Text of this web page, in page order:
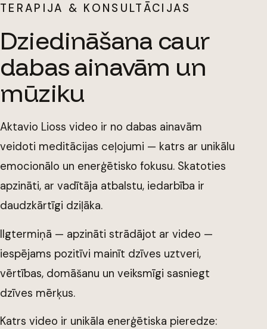
TERAPIJA & KONSULTĀCIJAS
Dziedināšana caur
dabas ainavām un
mūziku
Aktavio Lioss video ir no dabas ainavām
veidoti meditācijas ceļojumi — katrs ar unikālu
emocionālo un enerģētisko fokusu. Skatoties
apzināti, ar vadītāja atbalstu, iedarbība ir
daudzkārtīgi dziļāka.
Ilgtermiņā — apzināti strādājot ar video —
iespējams pozitīvi mainīt dzīves uztveri,
vērtības, domāšanu un veiksmīgi sasniegt
dzīves mērķus.
Katrs video ir unikāla enerģētiska pieredze: